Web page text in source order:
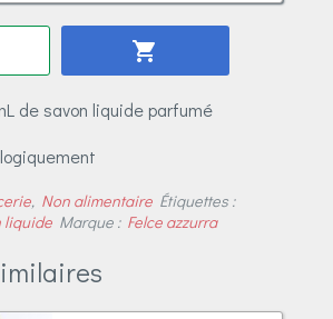
shopping_cart
de savon liquide parfumé
, Non alimentaire Étiquettes :
liquide Marque : Felce azzurra